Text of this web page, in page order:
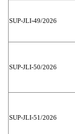
SUP-JLI-49/2026
SUP-JLI-50/2026
SUP-JLI-51/2026